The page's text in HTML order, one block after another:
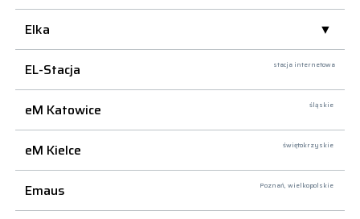
Elka
EL-Stacja
stacja internetowa
eM Katowice śląskie
eM Kielce świętokrzyskie
Emaus Poznań, wielkopolskie